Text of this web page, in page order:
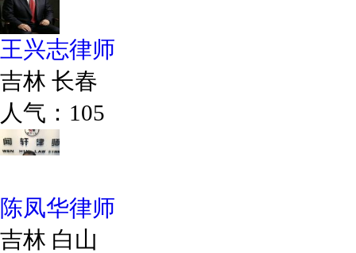
王兴志律师
吉林 长春
人气：105
陈凤华律师
吉林 白山